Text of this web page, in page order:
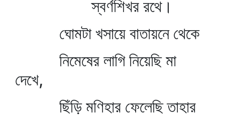
স্বর্ণশিখর রথে।
ঘোমটা খসায়ে বাতায়নে থেকে
নিমেষের লাগি নিয়েছি মা
দেখে,
ছিঁড়ি মণিহার ফেলেছি তাহার